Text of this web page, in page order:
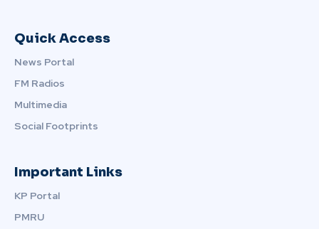
Quick Access
News Portal
FM Radios
Multimedia
Social Footprints
Important Links
KP Portal
PMRU